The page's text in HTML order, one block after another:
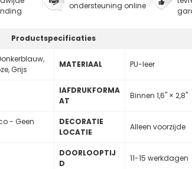
ondersteuning online
Productspecificaties
Grijs
MATERIAAL PU-leer
lAFDRUKFORMA
AT
Binnen 1,6" × 2,8"
- Geen
DECORATIE
LOCATIE
Alleen voorzijde
DOORLOOPTIJ
D
11-15 werkdagen